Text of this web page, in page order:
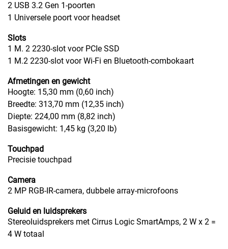
2 USB 3.2 Gen 1-poorten
1 Universele poort voor headset
Slots
1 M. 2 2230-slot voor PCIe SSD
1 M.2 2230-slot voor Wi-Fi en Bluetooth-combokaart
Afmetingen en gewicht
Hoogte: 15,30 mm (0,60 inch)
Breedte: 313,70 mm (12,35 inch)
Diepte: 224,00 mm (8,82 inch)
Basisgewicht: 1,45 kg (3,20 lb)
Touchpad
Precisie touchpad
Camera
2 MP RGB-IR-camera, dubbele array-microfoons
Geluid en luidsprekers
Stereoluidsprekers met Cirrus Logic SmartAmps, 2 W x 2 =
4 W totaal